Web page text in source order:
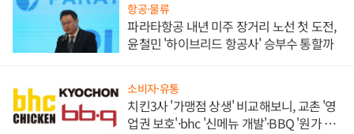
항공·물류
파라타항공 내년 미주 장거리 노선 첫 도전,
윤철민 '하이브리드 항공사' 승부수 통할까
소비자·유통
치킨3사 '가맹점 상생' 비교해보니, 교촌 '영
업권 보호'·bhc '신메뉴 개발'·BBQ '원가 부